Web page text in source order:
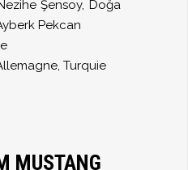
Şensoy,Doğa
Pekcan
Turquie
MUSTANG